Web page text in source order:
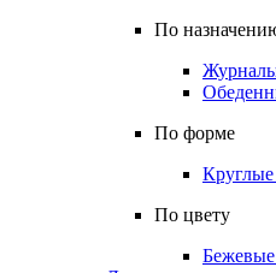
По
По форме
По цвету